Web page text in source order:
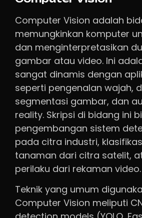
Computer Vision adalah
memungkinkan komputer
dan menginterpretasikan
gambar atau video. Ini
sangat dinamis dengan
seperti pengenalan wajah,
segmentasi gambar, dan
reality. Skripsi di bidang ini
pengembangan sistem
pada citra industri,
tanaman dari citra satelit,
perilaku dari rekaman video.
Teknik yang umum
Computer Vision meliputi